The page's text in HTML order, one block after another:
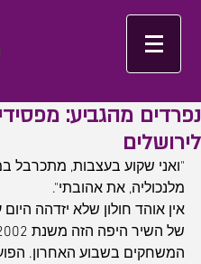
לירושלים
"ואני שקוע בעצבות, מתכרבל
מלנכוליה, את אהובתי".
אין אוהד חולון שלא יזדהה היום
המשחקים בשבוע האחרון.